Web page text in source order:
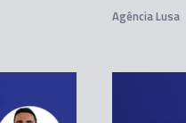
Agência Lusa